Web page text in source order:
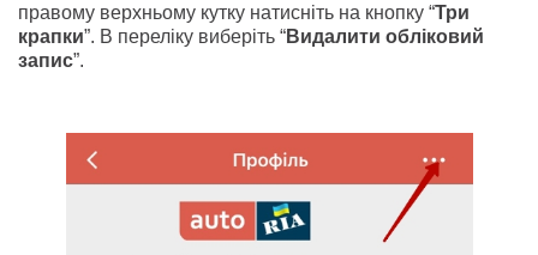
правому верхньому кутку натисніть на кнопку “Три
крапки”. В переліку виберіть “Видалити обліковий
запис”.